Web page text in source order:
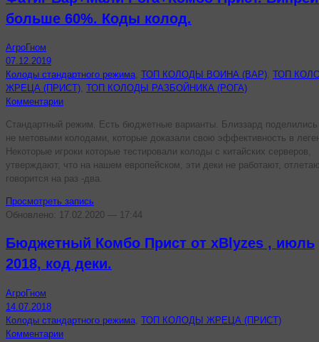
больше 60%. Коды колод.
АгроГном
07.12.2019
Колоды стандартного режима, ТОП КОЛОДЫ ВОИНА (ВАР), ТОП
ЖРЕЦА (ПРИСТ), ТОП КОЛОДЫ РАЗБОЙНИКА (РОГА)
Комментарии
Стандартный режим. Есть бюджетные варианты. Близзард
не метовыми колодами, которые доказали свою эффективность в
Некоторые игроки которые тестировали колоды с китайских серверов,
утверждают, что на нашем европейском, эти деки не работают,
говорится на раз -два.
Просмотреть запись
Обновлено: 17.02.2020 — 17:44
Бюджетный Комбо Прист от xBlyzes , июль
2018, код деки.
АгроГном
14.07.2018
Колоды стандартного режима ТОП КОЛОДЫ ЖРЕЦА (ПРИСТ)
Комментарии